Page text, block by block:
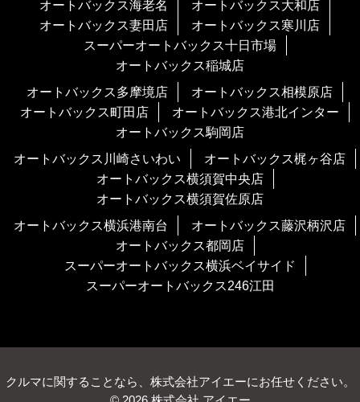
オートバックス海老名
オートバックス大和店
オートバックス妻田店
オートバックス寒川店
スーパーオートバックス十日市場
オートバックス稲城店
オートバックス多摩境店
オートバックス相模原店
オートバックス町田店
オートバックス港北インター
オートバックス駒岡店
オートバックス川崎さいわい
オートバックス梶ヶ谷店
オートバックス横須賀中央店
オートバックス横須賀佐原店
オートバックス横浜港南台
オートバックス藤沢柄沢店
オートバックス都岡店
スーパーオートバックス横浜ベイサイド
スーパーオートバックス246江田
クルマに関することなら、株式会社アイエーにお任せください。